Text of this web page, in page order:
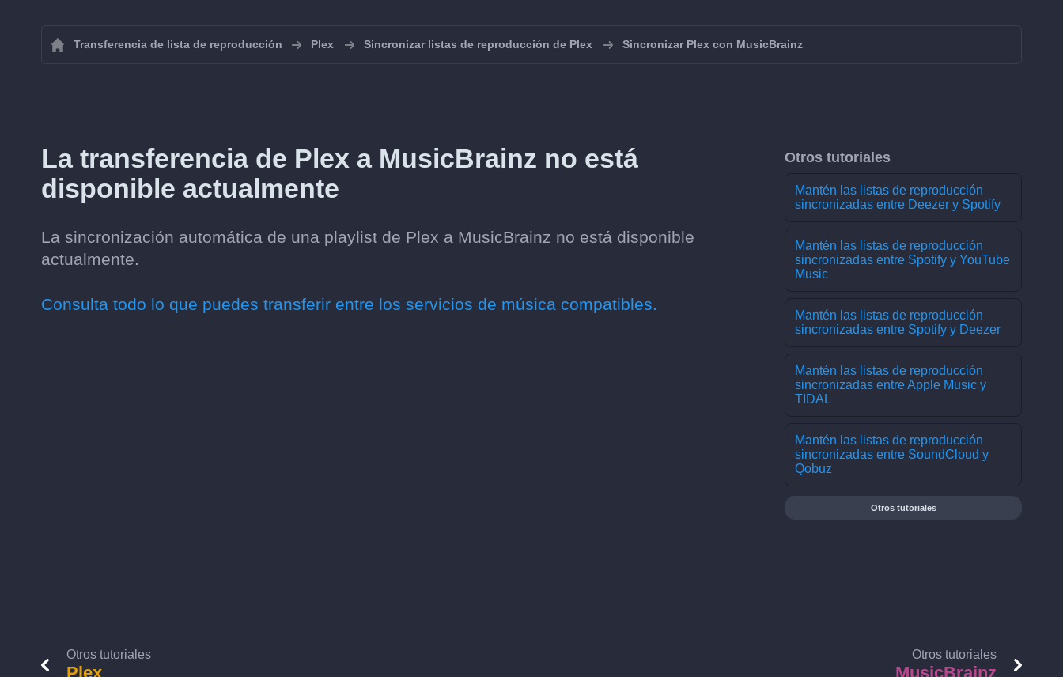
Transferencia de lista de reproducción Plex Sincronizar listas de reproducción de Plex Sincronizar Plex con MusicBrainz
La transferencia de Plex a MusicBrainz no está
disponible actualmente
La sincronización automática de una playlist de Plex a MusicBrainz no está disponible
actualmente.
Consulta todo lo que puedes transferir entre los servicios de música compatibles.
Otros tutoriales
Mantén las listas de reproducción
sincronizadas entre Deezer y Spotify
Mantén las listas de reproducción
sincronizadas entre Spotify y YouTube
Music
Mantén las listas de reproducción
sincronizadas entre Spotify y Deezer
Mantén las listas de reproducción
sincronizadas entre Apple Music y
TIDAL
Mantén las listas de reproducción
sincronizadas entre SoundCloud y
Qobuz
Otros tutoriales
Otros tutoriales
Plex
Otros tutoriales
MusicBrainz